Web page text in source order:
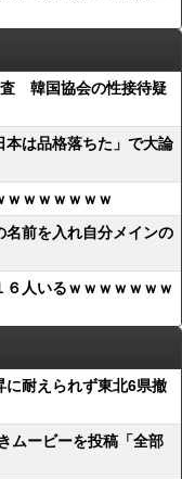
査 韓国協会の性接待疑
本は品格落ちた」で大論
ｗｗｗｗｗｗｗ
名前を入れ自分メインの
６人いるｗｗｗｗｗｗｗ
に耐えられず東北6県撤
ムービーを投稿「全部